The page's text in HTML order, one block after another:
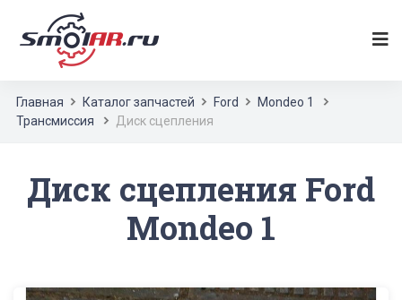
Главная Каталог запчастей Ford
Mondeo 1
Трансмиссия
Диск сцепления
Диск сцепления Ford
Mondeo 1